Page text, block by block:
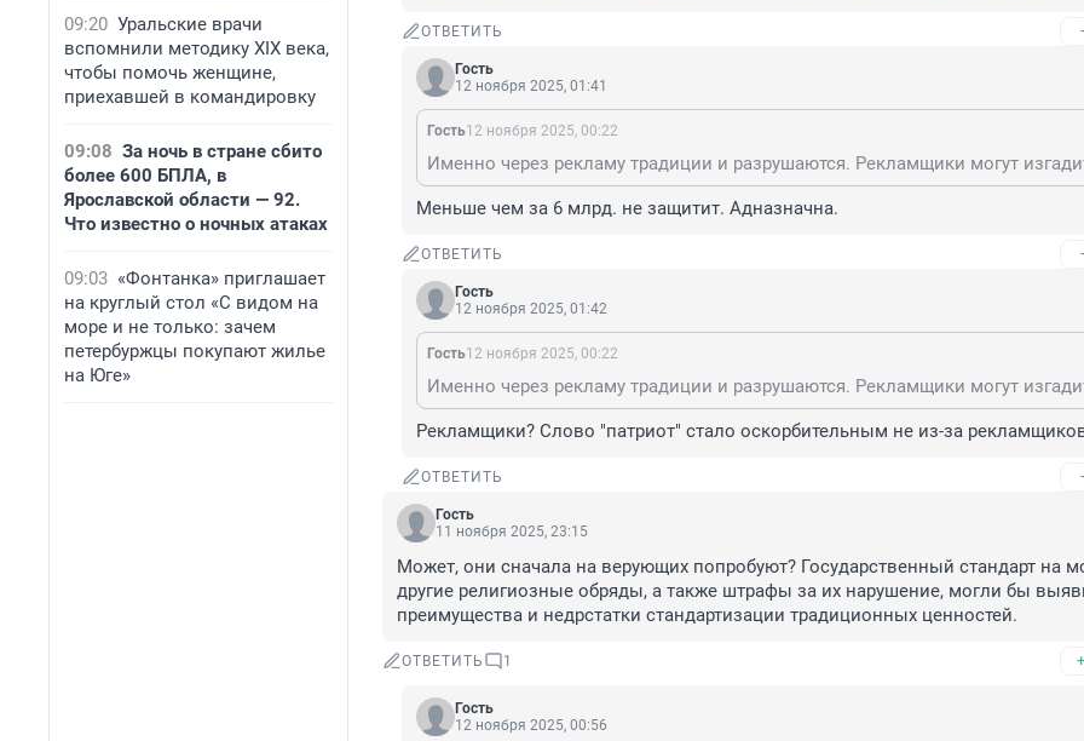
09:20 Уральские врачи
вспомнили методику XIX века,
чтобы помочь женщине,
приехавшей в командировку
09:08 За ночь в стране сбито
более 600 БПЛА, в
Ярославской области — 92.
Что известно о ночных атаках
09:03 «Фонтанка» приглашает
на круглый стол «С видом на
море и не только: зачем
петербуржцы покупают жилье
на Юге»
ОТВЕТИТЬ
Гость
12 ноября 2025, 01:41
Гость12 ноября 2025, 00:22
Меньше чем за 6 млрд. не защитит. Адназначна.
ОТВЕТИТЬ
Гость
12 ноября 2025, 01:42
Гость12 ноября 2025, 00:22
Рекламщики? Слово "патриот" стало оскорбительным не из-за
ОТВЕТИТЬ
Гость
11 ноября 2025, 23:15
Может, они сначала на верующих попробуют? Государственный стандарт на
другие религиозные обряды, а также штрафы за их нарушение, могли бы
преимущества и недрстатки стандартизации традиционных ценностей.
ОТВЕТИТЬ 1
Гость
12 ноября 2025, 00:56